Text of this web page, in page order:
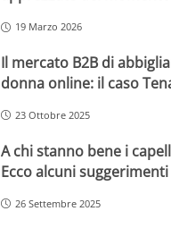
19 Marzo 2026
Il mercato B2B di
donna online: il caso
23 Ottobre 2025
A chi stanno bene i
Ecco alcuni suggerimenti
26 Settembre 2025